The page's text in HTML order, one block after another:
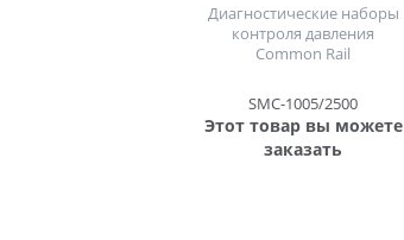
Диагностические наборы
контроля давления
Common Rail
SMC-1005/2500
Этот товар вы можете
заказать